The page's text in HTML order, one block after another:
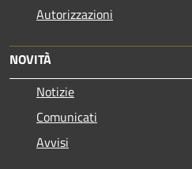
Autorizzazioni
NOVITÀ
Notizie
Comunicati
Avvisi